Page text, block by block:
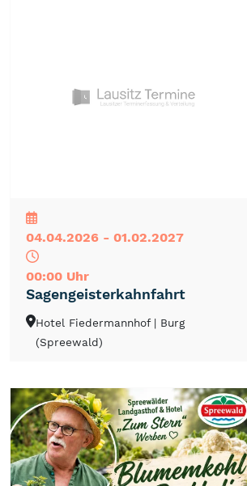
04.04.2026 - 01.02.2027
00:00 Uhr
Sagengeisterkahnfahrt
Hotel Fiedermannhof | Burg
(Spreewald)